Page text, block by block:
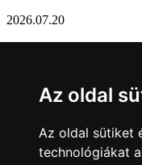
Az oldal
Az oldal sütiket
technológiákat
2026.07.20